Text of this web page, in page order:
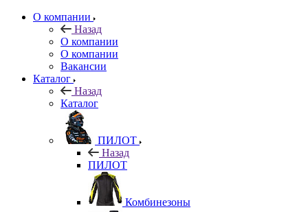
О компании
Назад
О компании
О компании
Вакансии
Каталог
Назад
Каталог
ПИЛОТ
Назад
ПИЛОТ
Комбинезоны